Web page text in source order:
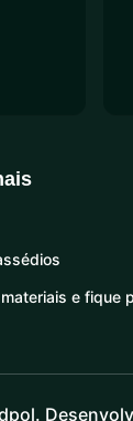
e fique